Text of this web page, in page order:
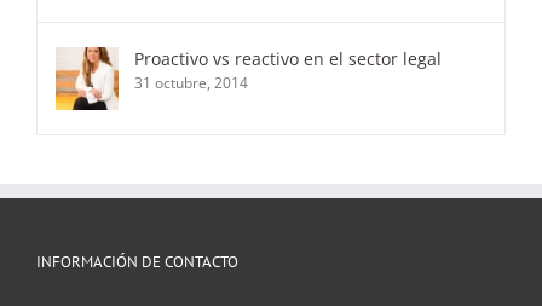
Proactivo vs reactivo en el sector legal
31 octubre, 2014
INFORMACIÓN DE CONTACTO